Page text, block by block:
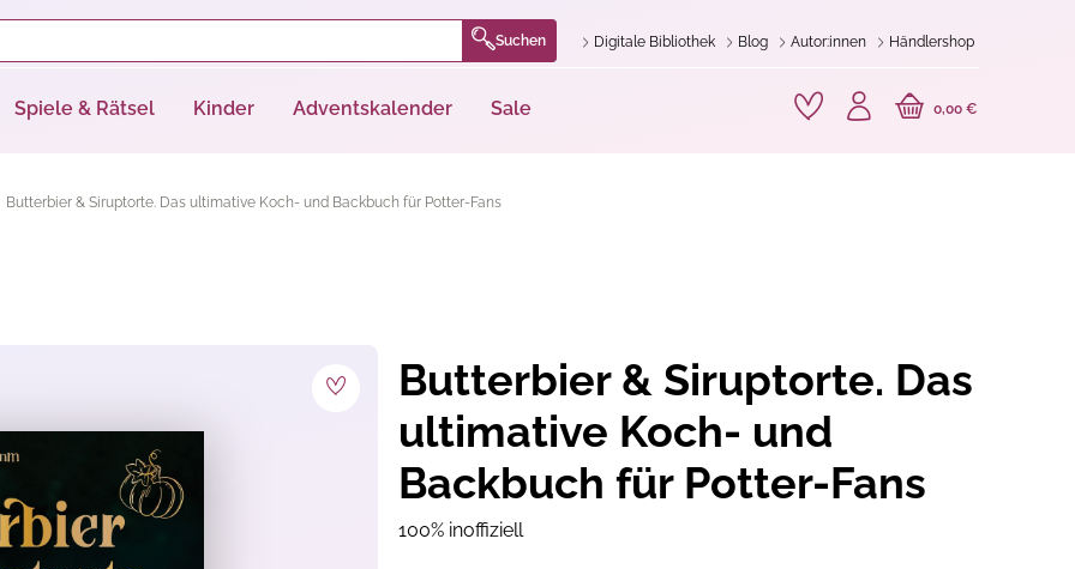
Suchen Digitale Bibliothek Blog Autor:innen Händlershop
Spiele & Rätsel Kinder Adventskalender Sale 0,00 €
Butterbier & Siruptorte. Das ultimative Koch- und Backbuch für Potter-Fans
Butterbier & Siruptorte. Das
ultimative Koch- und
Backbuch für Potter-Fans
100% inoffiziell